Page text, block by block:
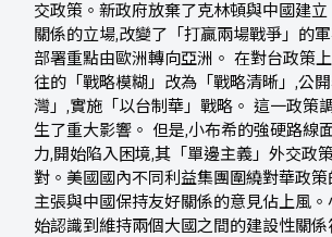
交政策。新政府放棄了克林頓與中國建立
關係的立場,改變了「打贏兩場戰爭」的
部署重點由歐洲轉向亞洲。 在對台政策
往的「戰略模糊」改為「戰略清晰」,公
灣」,實施「以台制華」戰略。 這一政策
生了重大影響。 但是,小布希的強硬路線
力,開始陷入困境,其「單邊主義」外交政
對。美國國內不同利益集團圍繞對華政策
主張與中國保持友好關係的意見佔上風。
始認識到維持兩個大國之間的建設性關係